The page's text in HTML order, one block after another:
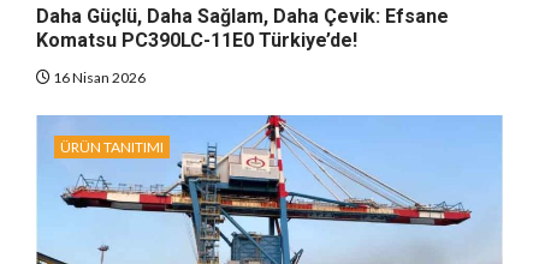
Daha Güçlü, Daha Sağlam, Daha Çevik: Efsane
Komatsu PC390LC-11E0 Türkiye’de!
16 Nisan 2026
ÜRÜN TANITIMI